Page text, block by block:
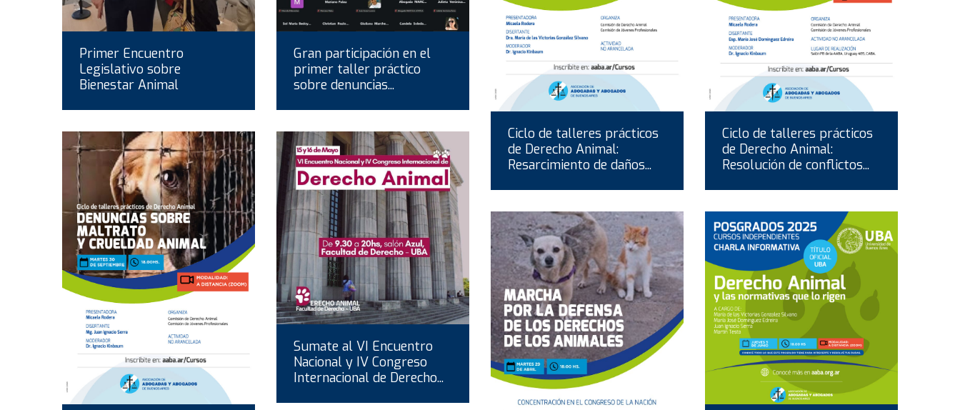
Primer Encuentro
Legislativo sobre
Bienestar Animal
Gran participación en el
primer taller práctico
sobre denuncias...
Ciclo de talleres prácticos
de Derecho Animal:
Resarcimiento de daños...
Ciclo de talleres prácticos
de Derecho Animal:
Resolución de conflictos...
Sumate al VI Encuentro
Nacional y IV Congreso
Internacional de Derecho...